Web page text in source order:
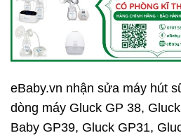
eBaby.vn nhận sửa máy hút
dòng máy Gluck GP 38,
Baby GP39, Gluck GP31,